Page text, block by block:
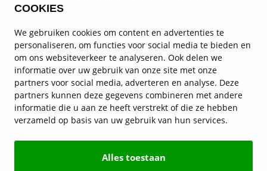
COOKIES
We gebruiken cookies om content en advertenties te
personaliseren, om functies voor social media te bieden en
om ons websiteverkeer te analyseren. Ook delen we
informatie over uw gebruik van onze site met onze
partners voor social media, adverteren en analyse. Deze
partners kunnen deze gegevens combineren met andere
informatie die u aan ze heeft verstrekt of die ze hebben
verzameld op basis van uw gebruik van hun services.
Alles toestaan
Personenauto huren
Personenbus huren
Bestelwagen huren
Informatie over autoverhuur
Autoverhuur vestigingen